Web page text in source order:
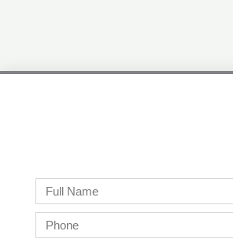
Full
Name
Phone